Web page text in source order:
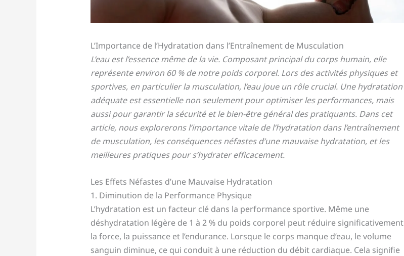
L’Importance de l’Hydratation dans l’Entraînement de Musculation
L’eau est l’essence même de la vie. Composant principal du corps humain, elle
représente environ 60 % de notre poids corporel. Lors des activités physiques et
sportives, en particulier la musculation, l’eau joue un rôle crucial. Une hydratation
adéquate est essentielle non seulement pour optimiser les performances, mais
aussi pour garantir la sécurité et le bien-être général des pratiquants. Dans cet
article, nous explorerons l’importance vitale de l’hydratation dans l’entraînement
de musculation, les conséquences néfastes d’une mauvaise hydratation, et les
meilleures pratiques pour s’hydrater efficacement.
Les Effets Néfastes d’une Mauvaise Hydratation
1. Diminution de la Performance Physique
L’hydratation est un facteur clé dans la performance sportive. Même une
déshydratation légère de 1 à 2 % du poids corporel peut réduire significativement
la force, la puissance et l’endurance. Lorsque le corps manque d’eau, le volume
sanguin diminue, ce qui conduit à une réduction du débit cardiaque. Cela signifie